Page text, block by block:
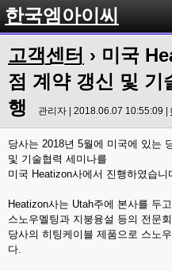
한국엠아이씨
고객센터 › 미국
점 계약 갱신 및 기
행
관리자 | 2018.06.07 10:55:09 |
당사는 2018년 5월에 미국에 있는
및 기술협력 세미나를
미국 Heatizon사에서 진행하였습니
Heatizon사는 Utah주에 본사를 두
스노우멜팅과 지붕융설 등의 전문
당사의 히팅케이블 제품으로 스노
다.